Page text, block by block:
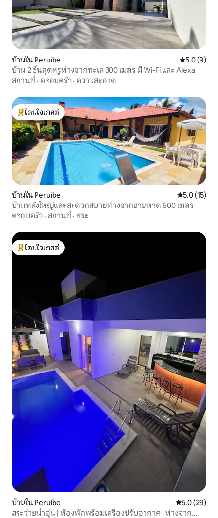
บ้านใน Peruíbe คะแนนเฉลี่
5.0 (9)
บ้าน 2 ชั้นสุดหรูห่างจากทะเล 300 เมตร มี Wi-Fi และ Alexa
สถานที่ · ครอบครัว · ความสะอาด
โดนใจเกสต์ที่สุด
โดนใจเกสต์
บ้านใน Peruíbe คะแนนเฉลี่ย
5.0 (15)
บ้านหลังใหญ่และสะดวกสบายห่างจากชายหาด 600 เมตร
ครอบครัว · สถานที่ · สระ
โดนใจเกสต์ที่สุด
โดนใจเกสต์
บ้านใน Peruíbe คะแนนเฉลี่ย
5.0 (29)
สระว่ายน้ำอุ่น | ห้องพักพร้อมเครื่องปรับอากาศ | ห่างจาก